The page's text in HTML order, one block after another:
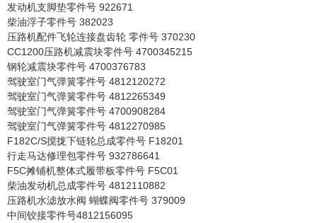
发动机支脚垫零件号 922671
柴油浮子零件号 382023
压路机配件飞轮连接盘齿轮 零件号 370230
CC1200压路机减震块零件号 4700345215
钢轮减震块零件号 4700376783
驾驶室门气弹簧零件号 4812120272
驾驶室门气弹簧零件号 4812265349
驾驶室门气弹簧零件号 4700908284
驾驶室门气弹簧零件号 4812270985
F182C/S搅拢下链轮总成零件号 F18201
行走马达修理包零件号 932786641
F5C摊铺机整体式履带板零件号 F5C01
柴油发动机总成零件号 4812110882
压路机水滤放水阀 蝴蝶阀零件号 379009
中间铰接零件号4812156095